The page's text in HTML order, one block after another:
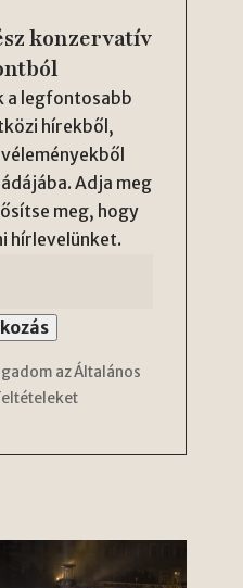
konzervatív
a legfontosabb
hírekből,
Adja meg
meg, hogy
hírlevelünket.
az Általános